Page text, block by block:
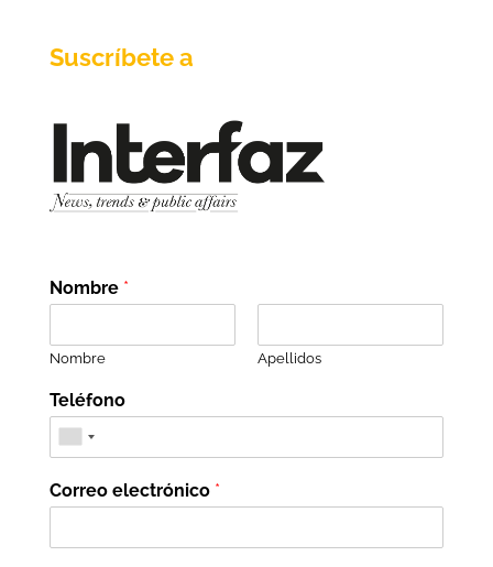
Suscríbete a
Nombre *
Nombre Apellidos
Teléfono
Correo electrónico *